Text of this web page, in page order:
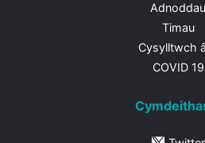
Adnoddau
Timau
Cysylltwch
COVID 19